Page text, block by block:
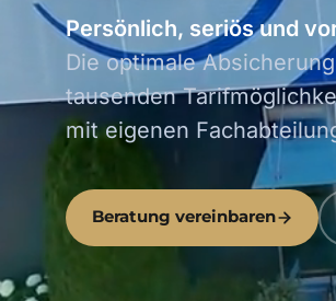
Persönlich, seriös und
Die optimale
tausenden
mit eigenen
Beratung vereinbaren